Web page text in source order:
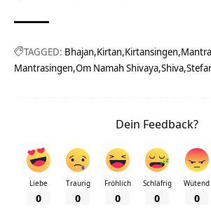
TAGGED: Bhajan Kirtan Kirtansingen
Mantrasingen Om Namah Shivaya Shiva
Dein Feedback?
Liebe
0
Traurig
0
Fröhlich
0
Schläfrig
0
Wütend
0